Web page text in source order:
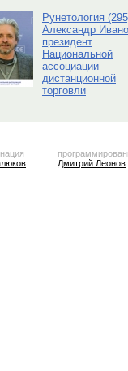
Рунетология
Александр
президент
Национальной
ассоциации
дистанционной
торговли
Дмитрий Леонов